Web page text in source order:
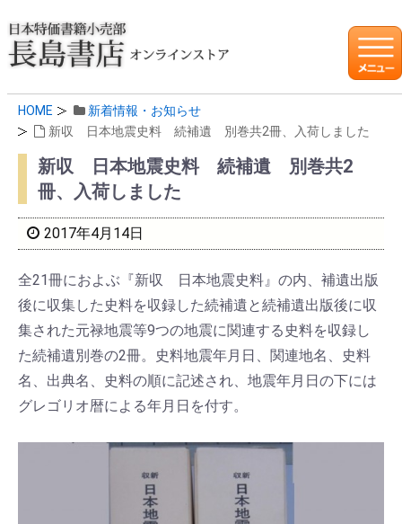
HOME
新着情報・お知らせ
新収 日本地震史料 続補遺 別巻共2冊、入荷しました
新収 日本地震史料 続補遺 別巻共2
冊、入荷しました
2017年4月14日
全21冊におよぶ『新収 日本地震史料』の内、補遺出版
後に収集した史料を収録した続補遺と続補遺出版後に収
集された元禄地震等9つの地震に関連する史料を収録し
た続補遺別巻の2冊。史料地震年月日、関連地名、史料
名、出典名、史料の順に記述され、地震年月日の下には
グレゴリオ暦による年月日を付す。